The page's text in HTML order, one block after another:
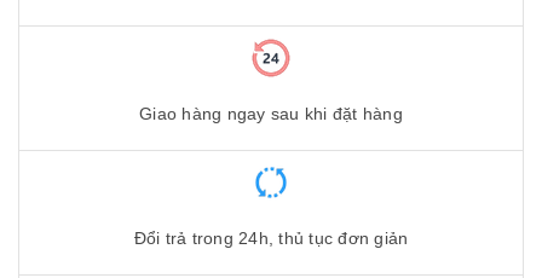
Giao hàng ngay sau khi đặt hàng
Đổi trả trong 24h, thủ tục đơn giản